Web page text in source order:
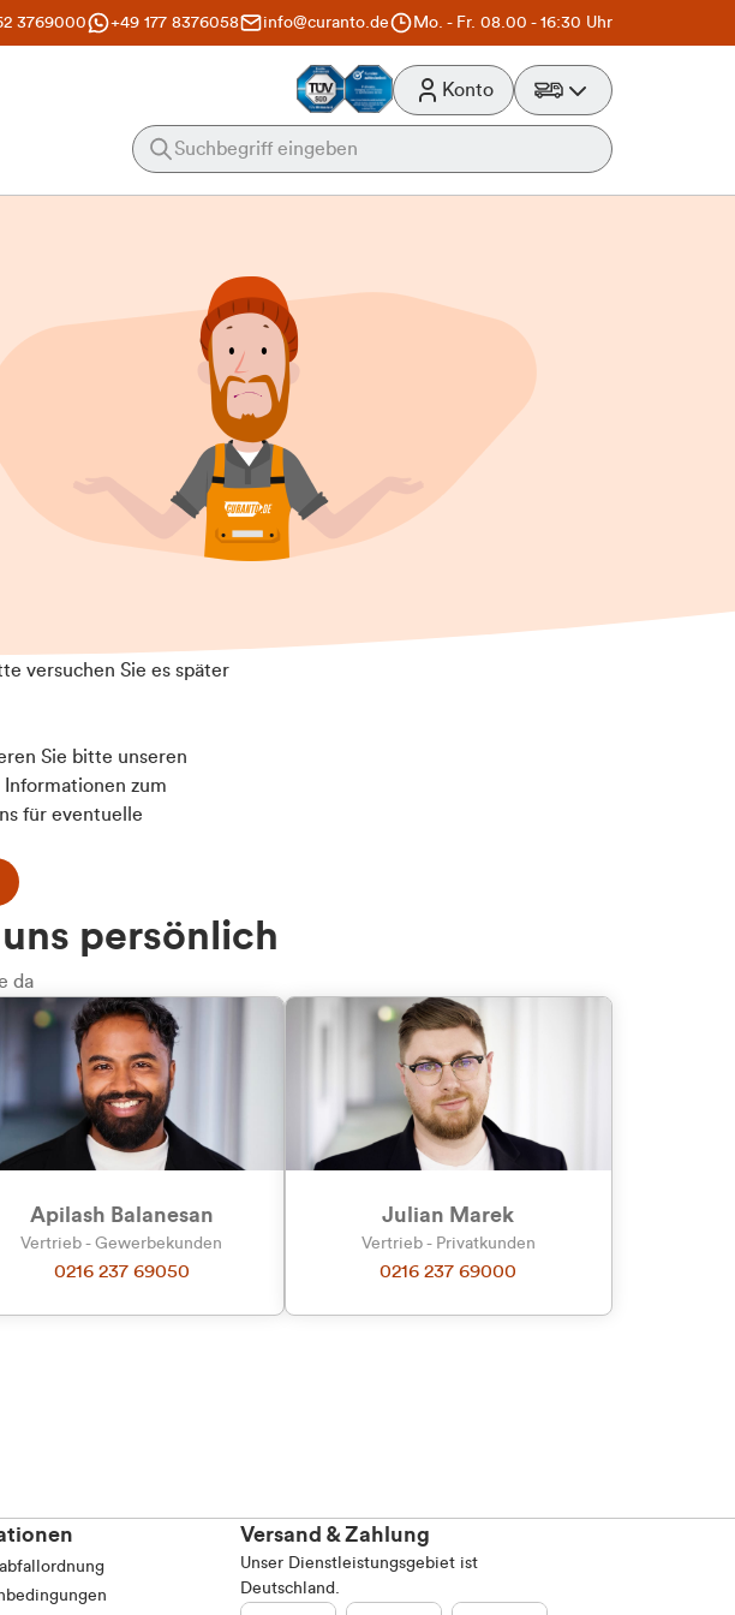
3769000 +49 177 8376058 info@curanto.de Mo. - Fr. 08.00 - 16:30 Uhr
Konto
versuchen Sie es später
Sie bitte unseren
zum
für eventuelle
persönlich
da
Apilash Balanesan
Vertrieb - Gewerbekunden
0216 237 69050
Julian Marek
Vertrieb - Privatkunden
0216 237 69000
Versand & Zahlung
Unser Dienstleistungsgebiet ist
Deutschland.